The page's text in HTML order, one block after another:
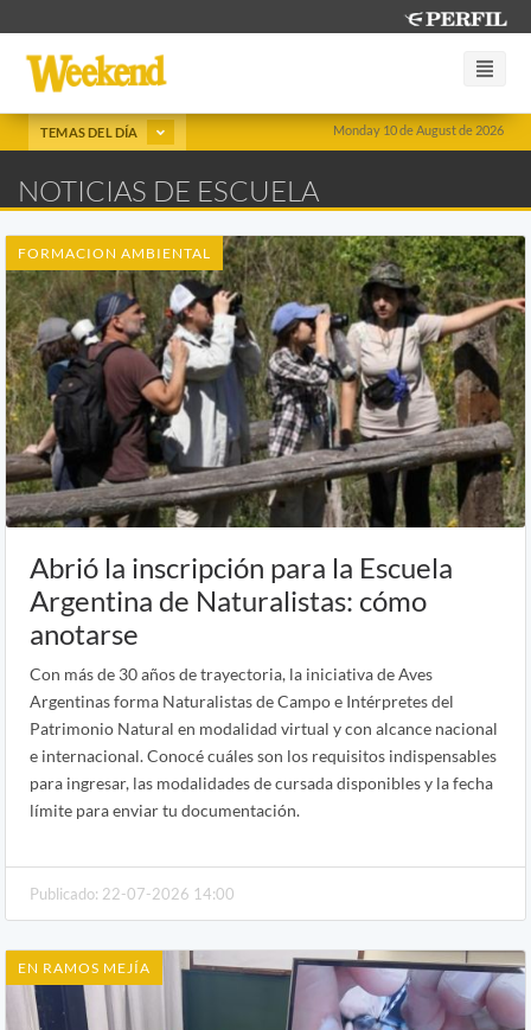
Monday 10 de August de 2026
TEMAS DEL DÍA
NOTICIAS DE ESCUELA
FORMACION AMBIENTAL
Abrió la inscripción para la Escuela
Argentina de Naturalistas: cómo
anotarse
Con más de 30 años de trayectoria, la iniciativa de Aves
Argentinas forma Naturalistas de Campo e Intérpretes del
Patrimonio Natural en modalidad virtual y con alcance nacional
e internacional. Conocé cuáles son los requisitos indispensables
para ingresar, las modalidades de cursada disponibles y la fecha
límite para enviar tu documentación.
Publicado: 22-07-2026 14:00
EN RAMOS MEJÍA